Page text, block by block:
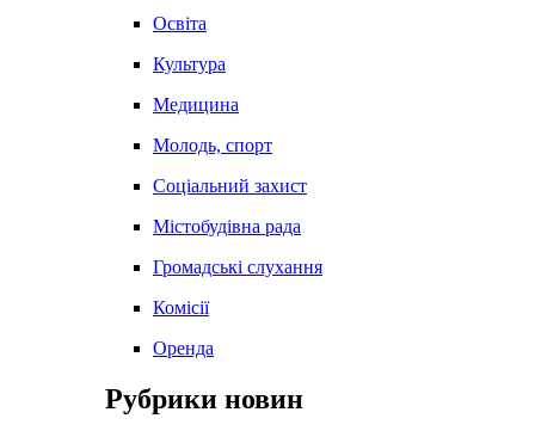
Освіта
Культура
Медицина
Молодь, спорт
Соціальний захист
Містобудівна рада
Громадські слухання
Комісії
Оренда
Рубрики новин